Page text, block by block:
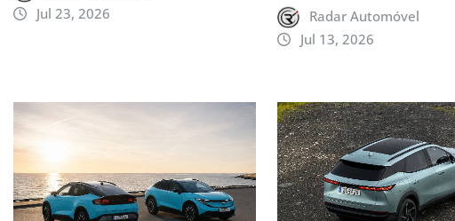
Jul 23, 2026
Radar Automóvel
Jul 13, 2026